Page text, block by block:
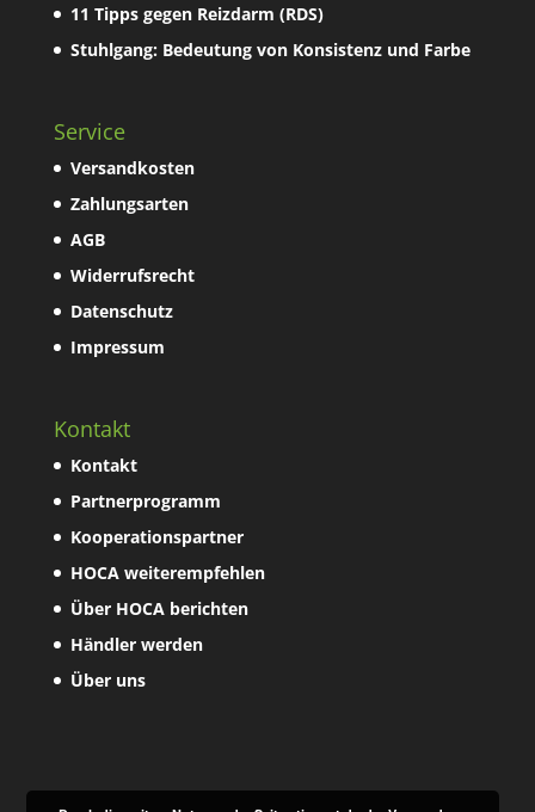
11 Tipps gegen Reizdarm (RDS)
Stuhlgang: Bedeutung von Konsistenz und Farbe
Service
Versandkosten
Zahlungsarten
AGB
Widerrufsrecht
Datenschutz
Impressum
Kontakt
Kontakt
Partnerprogramm
Kooperationspartner
HOCA weiterempfehlen
Über HOCA berichten
Händler werden
Über uns